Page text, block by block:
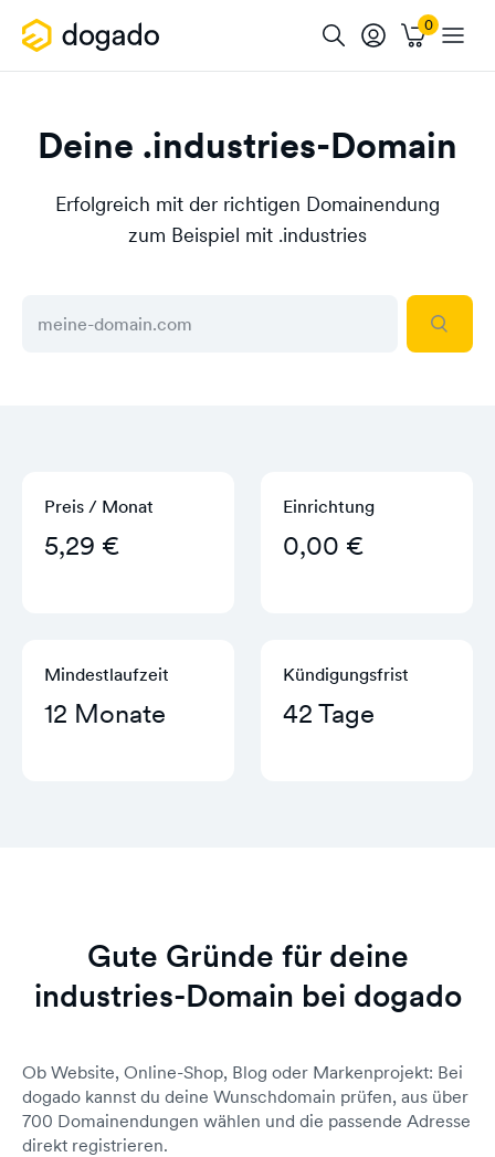
Deine .industries-Domain
Erfolgreich mit der richtigen Domainendung
zum Beispiel mit .industries
Preis / Monat
5,29 €
Einrichtung
0,00 €
Mindestlaufzeit
12 Monate
Kündigungs­frist
42 Tage
Gute Gründe für deine
industries-Domain bei dogado
Ob Website, Online-Shop, Blog oder Markenprojekt: Bei
dogado kannst du deine Wunschdomain prüfen, aus über
700 Domainendungen wählen und die passende Adresse
direkt registrieren.